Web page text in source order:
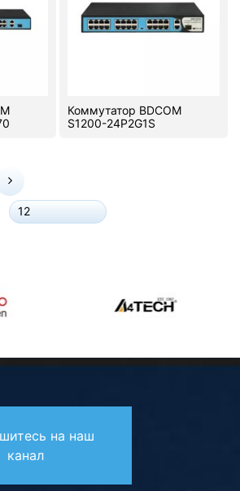
Коммутатор BDCOM
S1200-24P2G1S
12
на наш
канал